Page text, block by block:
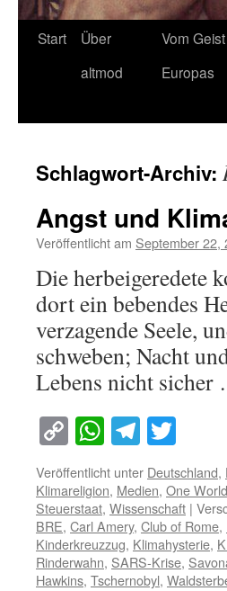
Start
Über
altmod
Vom Geist
Europas
Schlagwort-Archiv:
Angst und
Veröffentlicht am September 22,
Die herbeigeredete
dort ein bebendes
verzagende Seele,
schweben; Nacht
Lebens nicht
Copy
Link
WhatsApp
Veröffentlicht unter Deutschland,
Klimareligion, Medien, One World
Steuerstaat, Wissenschaft |
BRE, Carl Amery, Club of Rome,
Kinderkreuzzug, Klimahysterie,
Rinderwahn, SARS-Krise,
Hawkins, Tschernobyl,